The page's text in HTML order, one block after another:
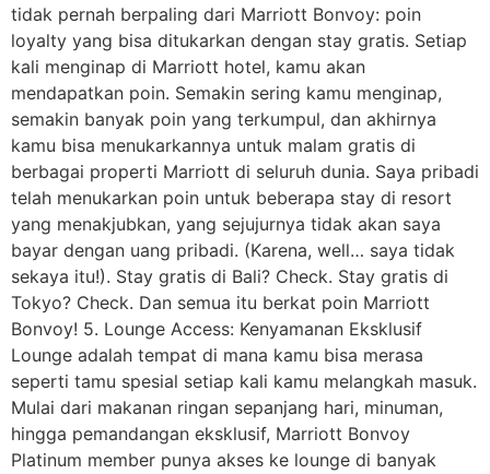
tidak pernah berpaling dari Marriott Bonvoy: poin
loyalty yang bisa ditukarkan dengan stay gratis. Setiap
kali menginap di Marriott hotel, kamu akan
mendapatkan poin. Semakin sering kamu menginap,
semakin banyak poin yang terkumpul, dan akhirnya
kamu bisa menukarkannya untuk malam gratis di
berbagai properti Marriott di seluruh dunia. Saya pribadi
telah menukarkan poin untuk beberapa stay di resort
yang menakjubkan, yang sejujurnya tidak akan saya
bayar dengan uang pribadi. (Karena, well… saya tidak
sekaya itu!). Stay gratis di Bali? Check. Stay gratis di
Tokyo? Check. Dan semua itu berkat poin Marriott
Bonvoy! 5. Lounge Access: Kenyamanan Eksklusif
Lounge adalah tempat di mana kamu bisa merasa
seperti tamu spesial setiap kali kamu melangkah masuk.
Mulai dari makanan ringan sepanjang hari, minuman,
hingga pemandangan eksklusif, Marriott Bonvoy
Platinum member punya akses ke lounge di banyak